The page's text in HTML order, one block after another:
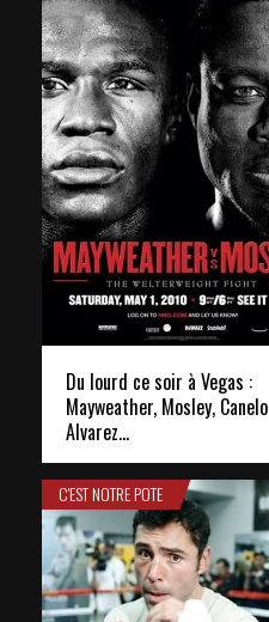
Du lourd ce soir à Vegas :
Mayweather, Mosley, Canelo
Alvarez…
C'EST NOTRE POTE